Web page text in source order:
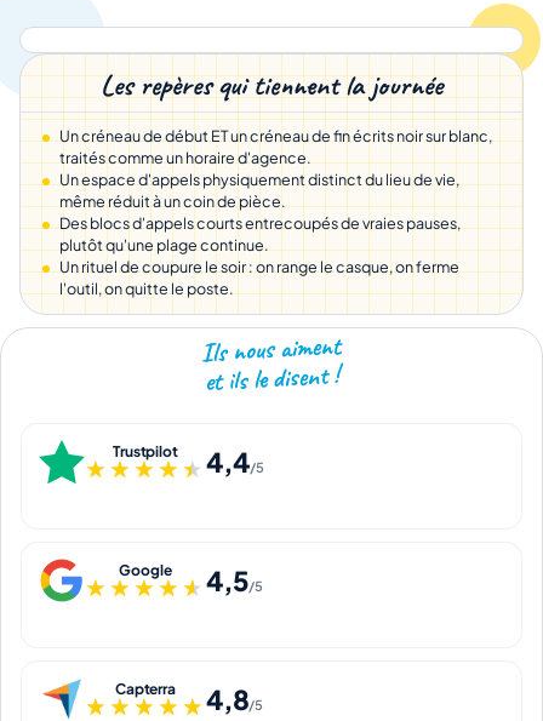
Les repères qui tiennent la journée
Un créneau de début ET un créneau de fin écrits noir sur blanc,
traités comme un horaire d'agence.
Un espace d'appels physiquement distinct du lieu de vie,
même réduit à un coin de pièce.
Des blocs d'appels courts entrecoupés de vraies pauses,
plutôt qu'une plage continue.
Un rituel de coupure le soir : on range le casque, on ferme
l'outil, on quitte le poste.
Ils nous aiment
et ils le disent !
Trustpilot
★★★★★
★★★★★ 4,4/5
Google
★★★★★
★★★★★ 4,5/5
Capterra
★★★★★
★★★★★4,8/5